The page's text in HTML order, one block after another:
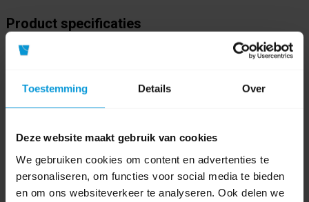
Toestemming Details Over
Deze website maakt gebruik van cookies
We gebruiken cookies om content en advertenties te
personaliseren, om functies voor social media te bieden
en om ons websiteverkeer te analyseren. Ook delen we
Product specificaties
GTIN barcode 5705022028524
Product labels
hygiene (61), hi-flex (9), ophangsysteem (9), 10112 (1)